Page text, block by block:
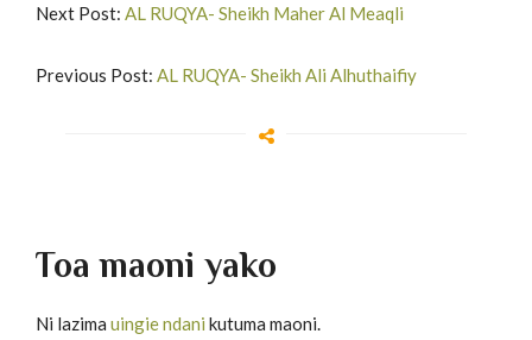
Next Post: AL RUQYA- Sheikh Maher Al Meaqli
Previous Post: AL RUQYA- Sheikh Ali Alhuthaifiy
Toa maoni yako
Ni lazima uingie ndani kutuma maoni.